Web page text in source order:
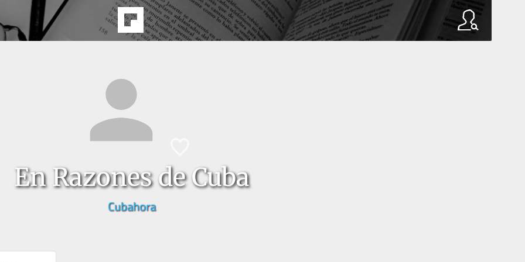
En Razones de Cuba
Cubahora